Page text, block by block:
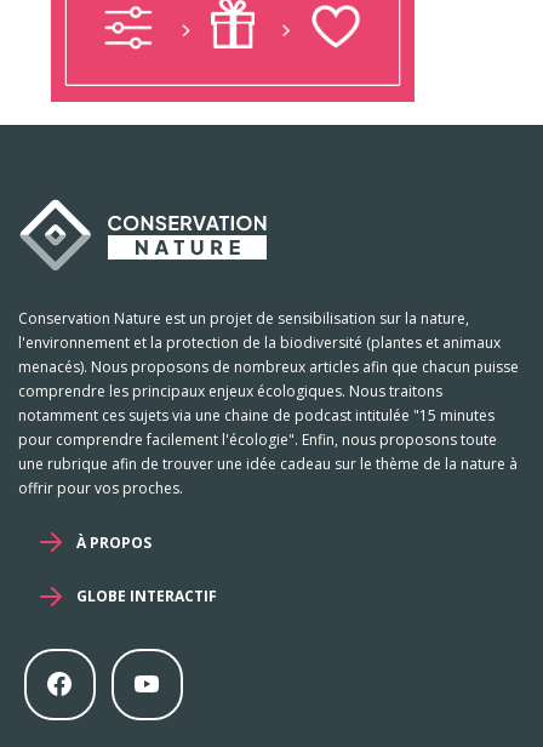
Conservation Nature est un projet de sensibilisation sur la nature,
l'environnement et la protection de la biodiversité (plantes et animaux
menacés). Nous proposons de nombreux articles afin que chacun puisse
comprendre les principaux enjeux écologiques. Nous traitons
notamment ces sujets via une chaine de podcast intitulée "15 minutes
pour comprendre facilement l'écologie". Enfin, nous proposons toute
une rubrique afin de trouver une idée cadeau sur le thème de la nature à
offrir pour vos proches.
À PROPOS
GLOBE INTERACTIF